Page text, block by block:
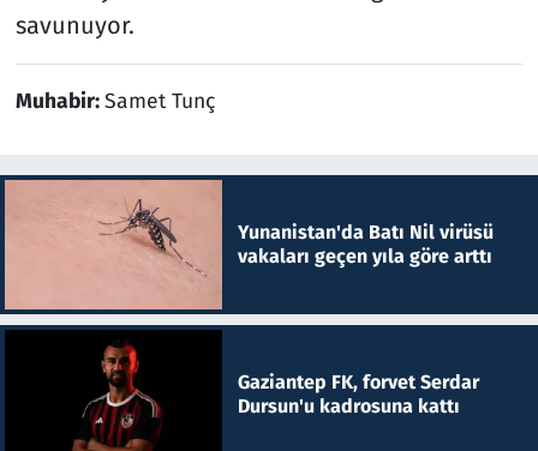
savunuyor.
Muhabir:Samet Tunç
Yunanistan'da Batı Nil virüsü
vakaları geçen yıla göre arttı
Gaziantep FK, forvet Serdar
Dursun'u kadrosuna kattı